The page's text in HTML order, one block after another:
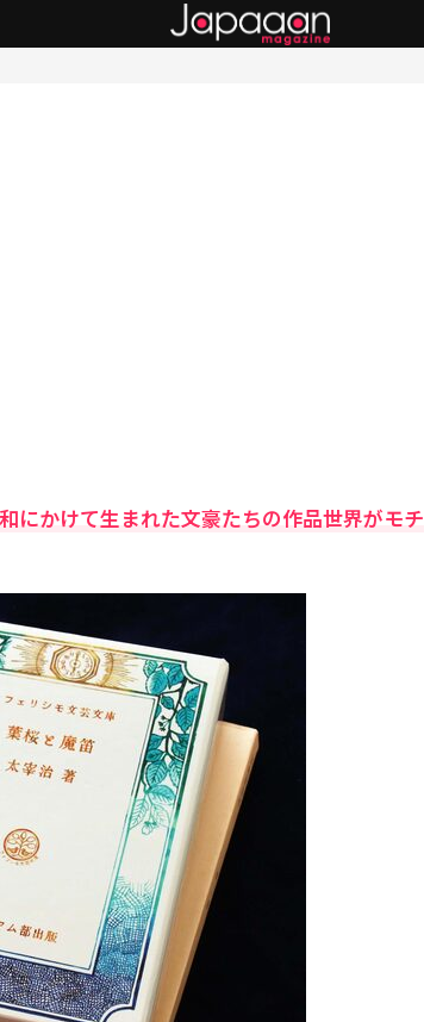
にかけて生まれた文豪たちの作品世界がモチ